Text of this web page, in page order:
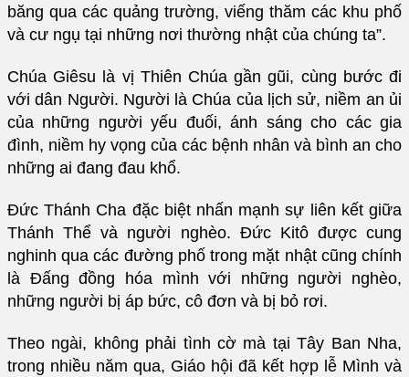
băng qua các quảng trường, viếng thăm các khu phố
và cư ngụ tại những nơi thường nhật của chúng ta”.
Chúa Giêsu là vị Thiên Chúa gần gũi, cùng bước đi
với dân Người. Người là Chúa của lịch sử, niềm an ủi
của những người yếu đuối, ánh sáng cho các gia
đình, niềm hy vọng của các bệnh nhân và bình an cho
những ai đang đau khổ.
Đức Thánh Cha đặc biệt nhấn mạnh sự liên kết giữa
Thánh Thể và người nghèo. Đức Kitô được cung
nghinh qua các đường phố trong mặt nhật cũng chính
là Đấng đồng hóa mình với những người nghèo,
những người bị áp bức, cô đơn và bị bỏ rơi.
Theo ngài, không phải tình cờ mà tại Tây Ban Nha,
trong nhiều năm qua, Giáo hội đã kết hợp lễ Mình và